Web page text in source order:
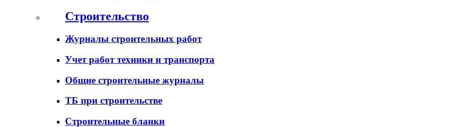
Строительство
Журналы строительных работ
Учет работ техники и транспорта
Общие строительные журналы
ТБ при строительстве
Строительные бланки